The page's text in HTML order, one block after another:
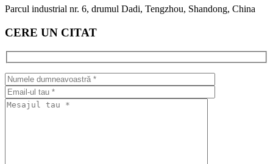
Parcul industrial nr. 6, drumul Dadi, Tengzhou, Shandong, China
CERE UN CITAT